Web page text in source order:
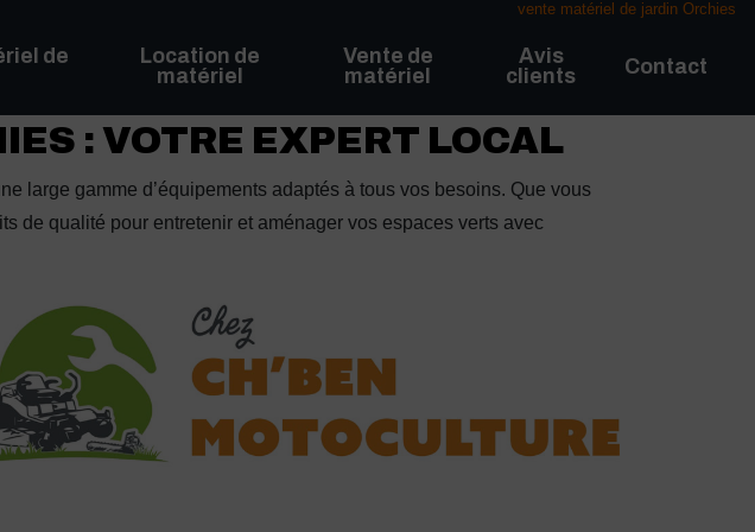
vente matériel de jardin Orchies
de
Location de
matériel
Vente de
matériel
Avis
clients
Contact
: VOTRE EXPERT LOCAL
large gamme d’équipements adaptés à tous vos besoins. Que vous
de qualité pour entretenir et aménager vos espaces verts avec